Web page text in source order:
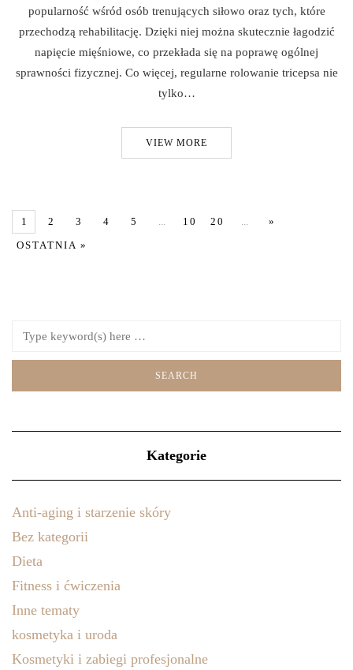
popularność wśród osób trenujących siłowo oraz tych, które
przechodzą rehabilitację. Dzięki niej można skutecznie łagodzić
napięcie mięśniowe, co przekłada się na poprawę ogólnej
sprawności fizycznej. Co więcej, regularne rolowanie tricepsa nie
tylko…
VIEW MORE
1 2 3 4 5 10 20
»
OSTATNIA »
Kategorie
Anti-aging i starzenie skóry
Bez kategorii
Dieta
Fitness i ćwiczenia
Inne tematy
kosmetyka i uroda
Kosmetyki i zabiegi profesjonalne